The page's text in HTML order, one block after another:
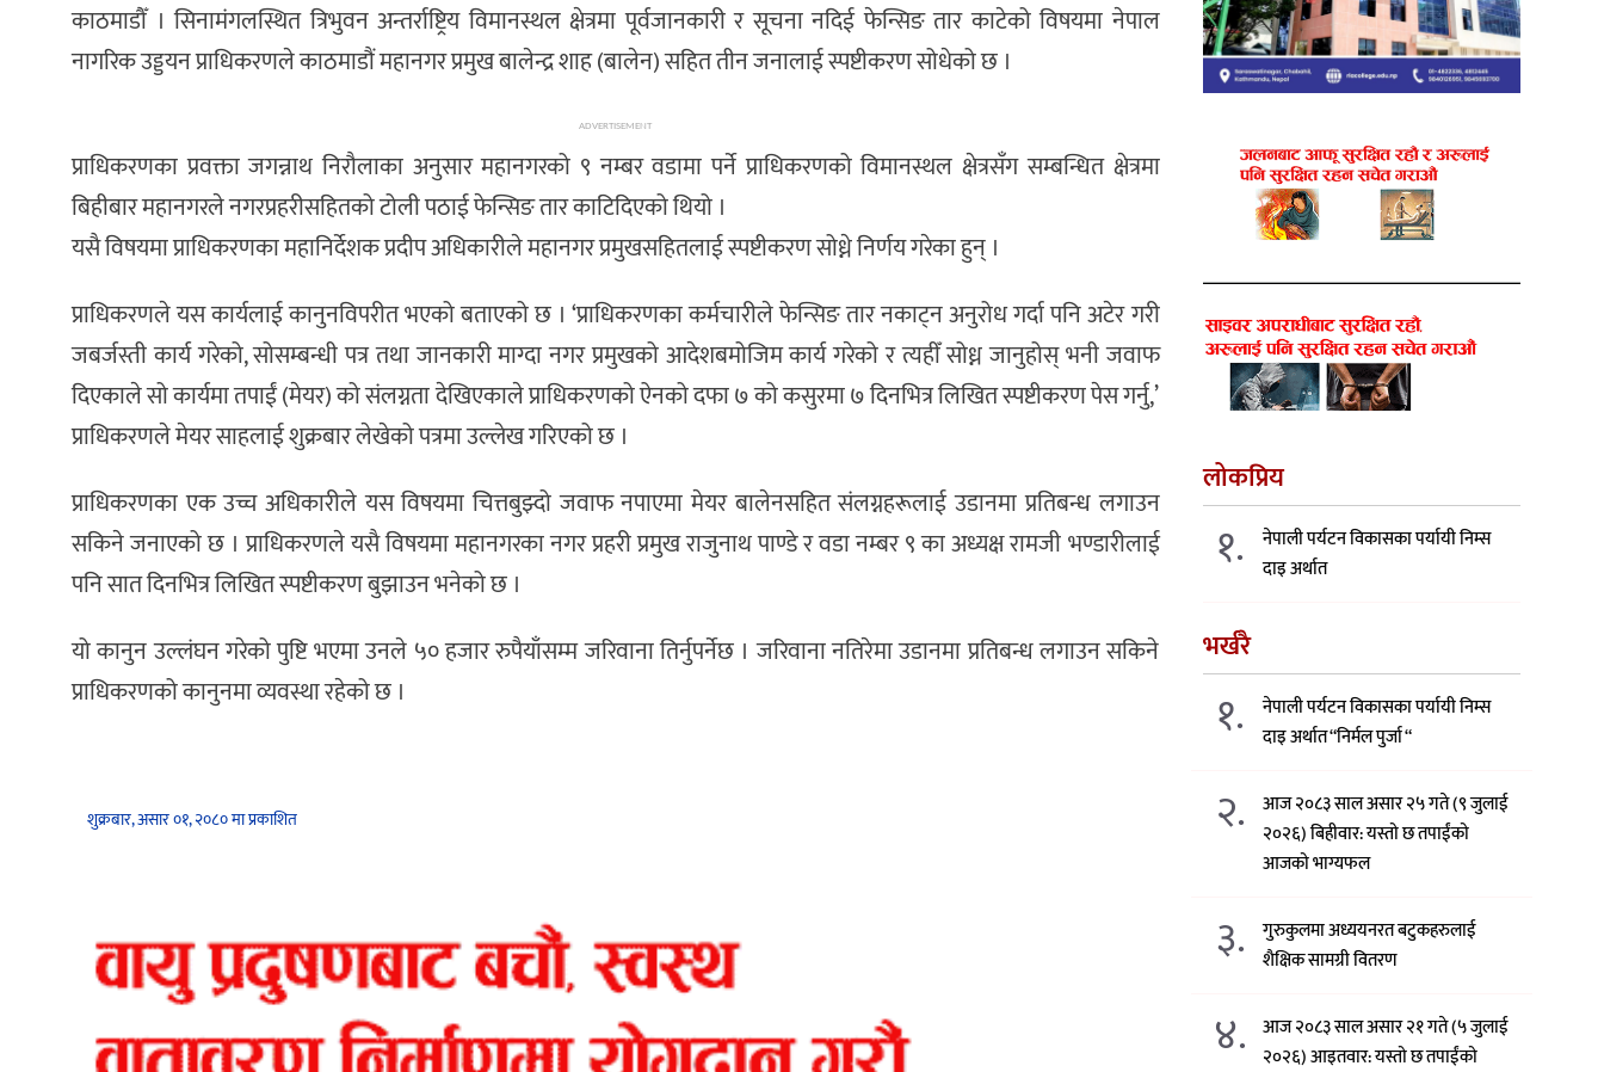
काठमाडौँ । सिनामंगलस्थित त्रिभुवन अन्तर्राष्ट्रिय विमानस्थल क्षेत्रमा पूर्वजानकारी र सूचना नदिई फेन्सिङ तार काटेको विषयमा नेपाल
नागरिक उड्डयन प्राधिकरणले काठमाडौं महानगर प्रमुख बालेन्द्र शाह (बालेन) सहित तीन जनालाई स्पष्टीकरण सोधेको छ ।
ADVERTISEMENT
प्राधिकरणका प्रवक्ता जगन्नाथ निरौलाका अनुसार महानगरको ९ नम्बर वडामा पर्ने प्राधिकरणको विमानस्थल क्षेत्रसँग सम्बन्धित क्षेत्रमा
बिहीबार महानगरले नगरप्रहरीसहितको टोली पठाई फेन्सिङ तार काटिदिएको थियो ।
यसै विषयमा प्राधिकरणका महानिर्देशक प्रदीप अधिकारीले महानगर प्रमुखसहितलाई स्पष्टीकरण सोध्ने निर्णय गरेका हुन् ।
प्राधिकरणले यस कार्यलाई कानुनविपरीत भएको बताएको छ । ‘प्राधिकरणका कर्मचारीले फेन्सिङ तार नकाट्न अनुरोध गर्दा पनि अटेर गरी
जबर्जस्ती कार्य गरेको, सोसम्बन्धी पत्र तथा जानकारी माग्दा नगर प्रमुखको आदेशबमोजिम कार्य गरेको र त्यहीँ सोध्न जानुहोस् भनी जवाफ
दिएकाले सो कार्यमा तपाईं (मेयर) को संलग्नता देखिएकाले प्राधिकरणको ऐनको दफा ७ को कसुरमा ७ दिनभित्र लिखित स्पष्टीकरण पेस गर्नु,’
प्राधिकरणले मेयर साहलाई शुक्रबार लेखेको पत्रमा उल्लेख गरिएको छ ।
प्राधिकरणका एक उच्च अधिकारीले यस विषयमा चित्तबुझ्दो जवाफ नपाएमा मेयर बालेनसहित संलग्नहरूलाई उडानमा प्रतिबन्ध लगाउन
सकिने जनाएको छ । प्राधिकरणले यसै विषयमा महानगरका नगर प्रहरी प्रमुख राजुनाथ पाण्डे र वडा नम्बर ९ का अध्यक्ष रामजी भण्डारीलाई
पनि सात दिनभित्र लिखित स्पष्टीकरण बुझाउन भनेको छ ।
यो कानुन उल्लंघन गरेको पुष्टि भएमा उनले ५० हजार रुपैयाँसम्म जरिवाना तिर्नुपर्नेछ । जरिवाना नतिरेमा उडानमा प्रतिबन्ध लगाउन सकिने
प्राधिकरणको कानुनमा व्यवस्था रहेको छ ।
शुक्रबार, असार ०१, २०८० मा प्रकाशित
लोकप्रिय
१.
नेपाली पर्यटन विकासका पर्यायी निम्स
दाइ अर्थात
भर्खरै
१.
नेपाली पर्यटन विकासका पर्यायी निम्स
दाइ अर्थात “निर्मल पुर्जा “
२.
आज २०८३ साल असार २५ गते (९ जुलाई
२०२६) बिहीवार: यस्तो छ तपाईंको
आजको भाग्यफल
३.
गुरुकुलमा अध्ययनरत बटुकहरुलाई
शैक्षिक सामग्री वितरण
४.
आज २०८३ साल असार २१ गते (५ जुलाई
२०२६) आइतवार: यस्तो छ तपाईंको